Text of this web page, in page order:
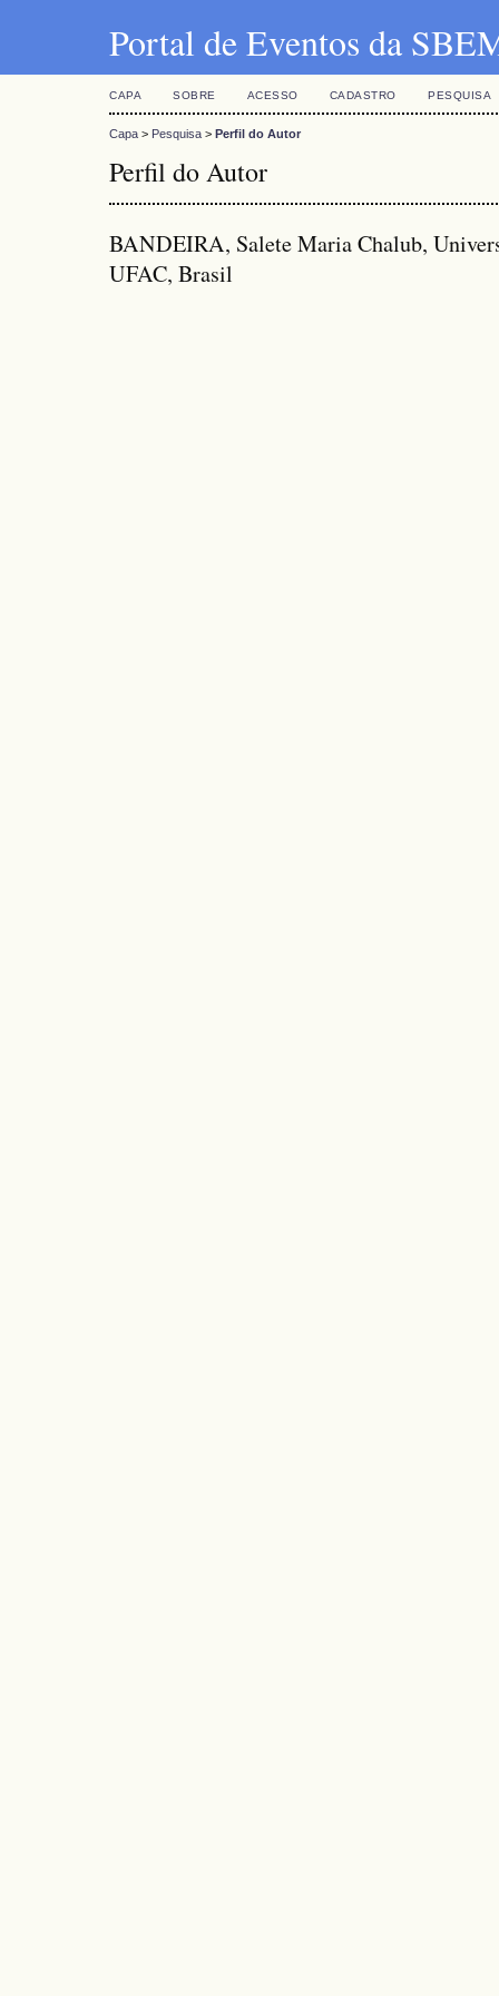
Portal de Eventos da
CAPA SOBRE ACESSO CADASTRO PESQUISA
Capa > Pesquisa > Perfil do Autor
Perfil do Autor
BANDEIRA, Salete Maria Chalub,
UFAC, Brasil